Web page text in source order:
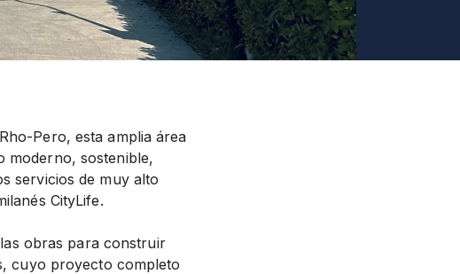
Pero, esta amplia área
moderno, sostenible,
servicios de muy alto
CityLife.
obras para construir
cuyo proyecto completo